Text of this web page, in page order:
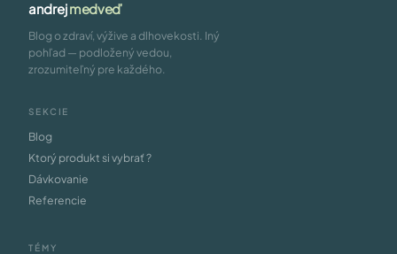
andrejmedveď
Blog o zdraví, výžive a dlhovekosti. Iný
pohľad — podložený vedou,
zrozumiteľný pre každého.
SEKCIE
Blog
Ktorý produkt si vybrať ?
Dávkovanie
Referencie
TÉMY